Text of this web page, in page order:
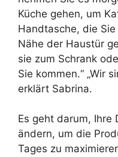
Küche gehen, um
Handtasche, die
Nähe der Haustür
sie zum Schrank
Sie kommen.“ „Wir
erklärt Sabrina.
Es geht darum, Ihre
ändern, um die
Tages zu